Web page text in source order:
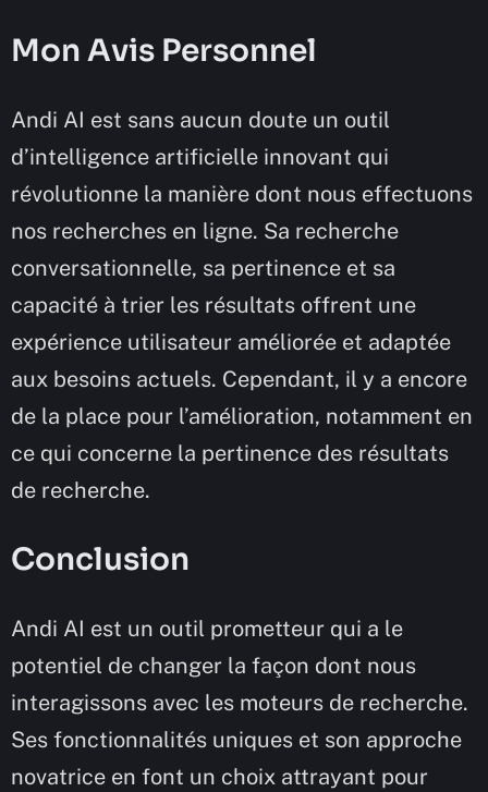
Mon Avis Personnel
Andi AI est sans aucun doute un outil
d’intelligence artificielle innovant qui
révolutionne la manière dont nous effectuons
nos recherches en ligne. Sa recherche
conversationnelle, sa pertinence et sa
capacité à trier les résultats offrent une
expérience utilisateur améliorée et adaptée
aux besoins actuels. Cependant, il y a encore
de la place pour l’amélioration, notamment en
ce qui concerne la pertinence des résultats
de recherche.
Conclusion
Andi AI est un outil prometteur qui a le
potentiel de changer la façon dont nous
interagissons avec les moteurs de recherche.
Ses fonctionnalités uniques et son approche
novatrice en font un choix attrayant pour